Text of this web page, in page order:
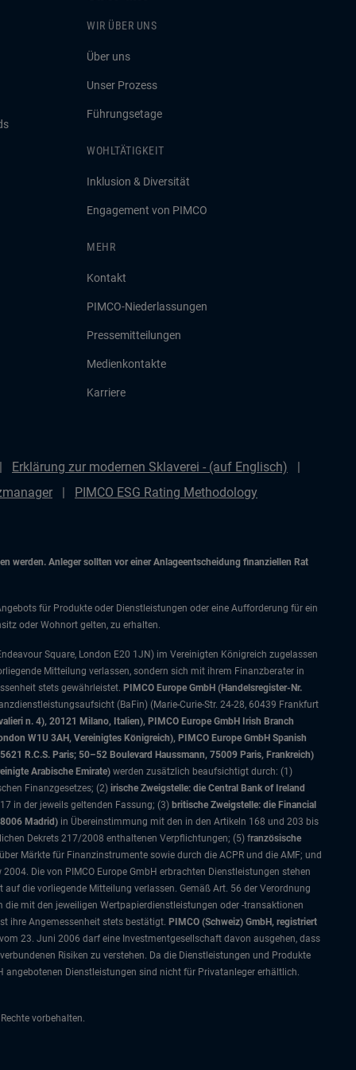
WIR ÜBER UNS
Über uns
Unser Prozess
Führungsetage
WOHLTÄTIGKEIT
Inklusion & Diversität
Engagement von PIMCO
MEHR
Kontakt
PIMCO-Niederlassungen
Pressemitteilungen
Medienkontakte
Karriere
Erklärung zur modernen Sklaverei - (auf Englisch)
PIMCO ESG Rating Methodology
werden. Anleger sollten vor einer Anlageentscheidung finanziellen Rat
für Produkte oder Dienstleistungen oder eine Aufforderung für ein
oder Wohnort gelten, zu erhalten.
Square, London E20 1JN) im Vereinigten Königreich zugelassen
Mitteilung verlassen, sondern sich mit ihrem Finanzberater in
stets gewährleistet. PIMCO Europe GmbH (Handelsregister-Nr.
(BaFin) (Marie-Curie-Str. 24-28, 60439 Frankfurt
n. 4), 20121 Milano, Italien), PIMCO Europe GmbH Irish Branch
W1U 3AH, Vereinigtes Königreich), PIMCO Europe GmbH Spanish
R.C.S. Paris; 50–52 Boulevard Haussmann, 75009 Paris, Frankreich)
Arabische Emirate) werden zusätzlich beaufsichtigt durch: (1)
Finanzgesetzes; (2) irische Zweigstelle: die Central Bank of Ireland
in der jeweils geltenden Fassung; (3) britische Zweigstelle: die Financial
Madrid) in Übereinstimmung mit den in den Artikeln 168 und 203 bis
Dekrets 217/2008 enthaltenen Verpflichtungen; (5) französische
Märkte für Finanzinstrumente sowie durch die ACPR und die AMF; und
Die von PIMCO Europe GmbH erbrachten Dienstleistungen stehen
die vorliegende Mitteilung verlassen. Gemäß Art. 56 der Verordnung
mit den jeweiligen Wertpapierdienstleistungen oder -transaktionen
ihre Angemessenheit stets bestätigt. PIMCO (Schweiz) GmbH, registriert
23. Juni 2006 darf eine Investmentgesellschaft davon ausgehen, dass
Risiken zu verstehen. Da die Dienstleistungen und Produkte
angebotenen Dienstleistungen sind nicht für Privatanleger erhältlich.
vorbehalten.